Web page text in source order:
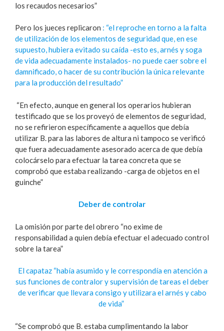
los recaudos necesarios”
Pero los jueces replicaron : “el reproche en torno a la falta
de utilización de los elementos de seguridad que, en ese
supuesto, hubiera evitado su caída -esto es, arnés y soga
de vida adecuadamente instalados- no puede caer sobre el
damnificado, o hacer de su contribución la única relevante
para la producción del resultado”
“En efecto, aunque en general los operarios hubieran
testificado que se los proveyó de elementos de seguridad,
no se refirieron específicamente a aquellos que debía
utilizar B. para las labores de altura ni tampoco se verificó
que fuera adecuadamente asesorado acerca de que debía
colocárselo para efectuar la tarea concreta que se
comprobó que estaba realizando -carga de objetos en el
guinche”
Deber de controlar
La omisión por parte del obrero “no exime de
responsabilidad a quien debía efectuar el adecuado control
sobre la tarea”
El capataz “había asumido y le correspondía en atención a
sus funciones de contralor y supervisión de tareas el deber
de verificar que llevara consigo y utilizara el arnés y cabo
de vida”
“Se comprobó que B. estaba cumplimentando la labor